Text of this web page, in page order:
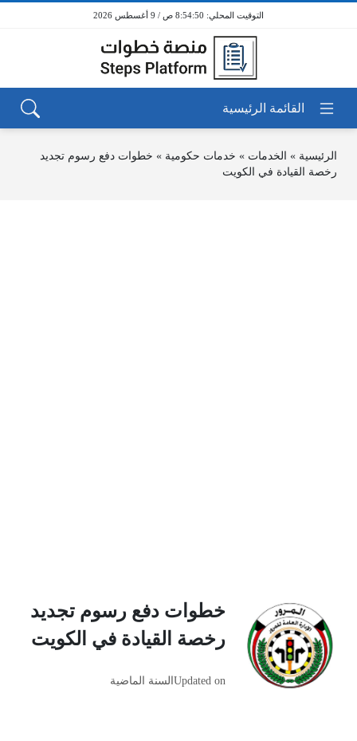
8:54:50 ص / 9 أغسطس 2026
الرئيسية » الخدمات » خدمات حكومية » خطوات دفع رسوم تجديد
رخصة القيادة في الكويت
خطوات دفع رسوم تجديد
رخصة القيادة في الكويت
Updated onالسنة الماضية